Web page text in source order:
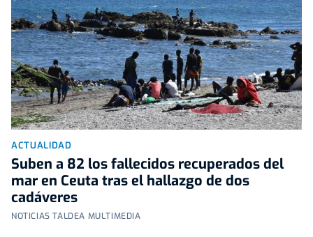
ACTUALIDAD
Suben a 82 los fallecidos recuperados del
mar en Ceuta tras el hallazgo de dos
cadáveres
NOTICIAS TALDEA MULTIMEDIA